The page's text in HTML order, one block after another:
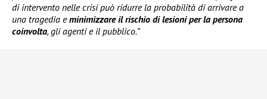
di intervento nelle crisi può ridurre la probabilità di arrivare a
una tragedia eminimizzare il rischio di lesioni per la persona
coinvolta, gli agenti e il pubblico.”